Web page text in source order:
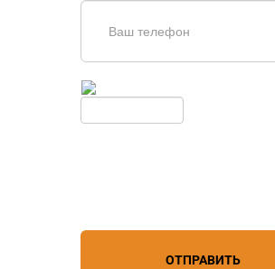
ОТПРАВИТЬ